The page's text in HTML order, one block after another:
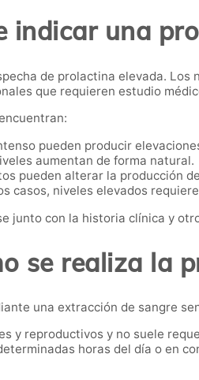
indicar una
de prolactina elevada.
que requieren estudio
pueden producir
aumentan de forma natural.
pueden alterar la producción
casos, niveles elevados
junto con la historia clínica y
se realiza la
una extracción de sangre
y reproductivos y no suele
horas del día o en